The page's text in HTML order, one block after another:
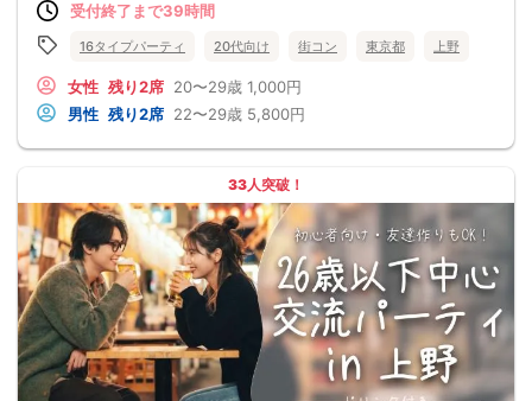
受付終了まで39時間
16タイプパーティ 20代向け 街コン 東京都 上野
女性 残り2席 20〜29歳 1,000円
男性 残り2席 22〜29歳 5,800円
33人突破！